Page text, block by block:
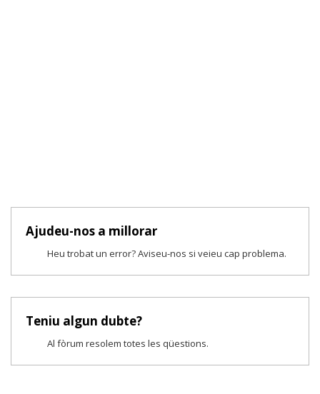
Ajudeu-nos a millorar
Heu trobat un error? Aviseu-nos si veieu cap problema.
Teniu algun dubte?
Al fòrum resolem totes les qüestions.